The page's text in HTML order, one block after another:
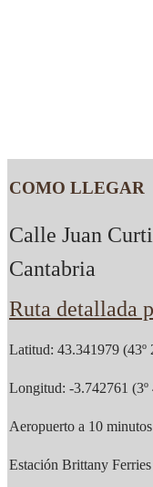
COMO LLEGAR
Calle Juan
Cantabria
Ruta detallada
Latitud: 43.341979
Longitud: -3.742761
Aeropuerto a 10 minutos
Estación Brittany